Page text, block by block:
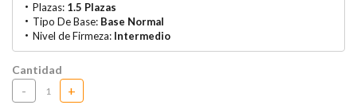
Plazas: 1.5 Plazas
Tipo De Base: Base Normal
Nivel de Firmeza: Intermedio
Cantidad
- +